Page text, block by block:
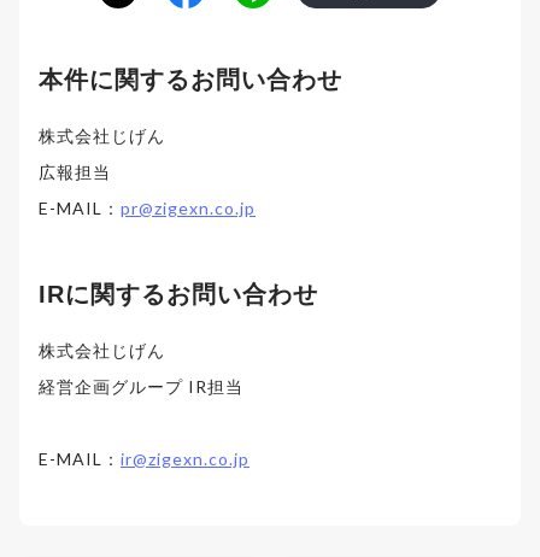
本件に関するお問い合わせ
株式会社じげん
広報担当
E-MAIL： pr@zigexn.co.jp
IRに関するお問い合わせ
株式会社じげん
経営企画グループ IR担当
E-MAIL： ir@zigexn.co.jp